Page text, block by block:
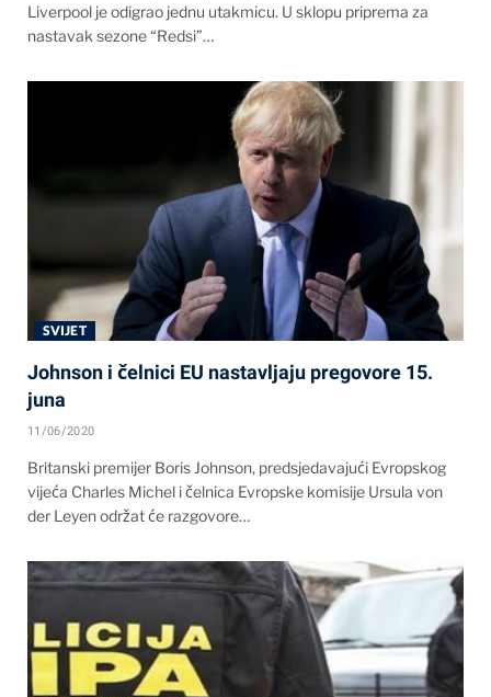
Liverpool je odigrao jednu utakmicu. U sklopu priprema za
nastavak sezone “Redsi”…
SVIJET
Johnson i čelnici EU nastavljaju pregovore 15.
juna
11/06/2020
Britanski premijer Boris Johnson, predsjedavajući Evropskog
vijeća Charles Michel i čelnica Evropske komisije Ursula von
der Leyen održat će razgovore…